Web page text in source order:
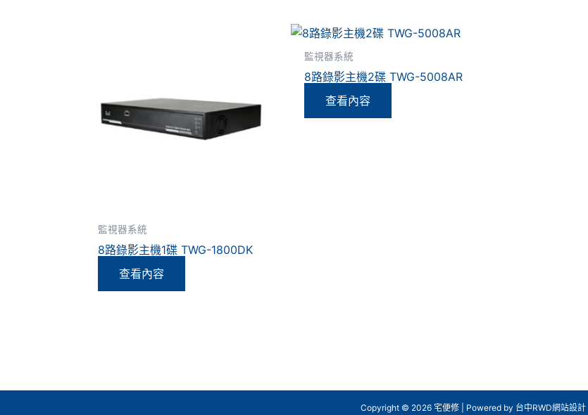
監視器系統
8路錄影主機1碟 TWG-1800DK
查看內容
監視器系統
8路錄影主機2碟 TWG-5008AR
查看內容
Copyright © 2026 宅便修 | Powered by 台中RWD網站設計